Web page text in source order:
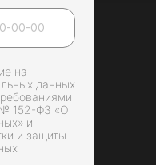
на
данных
№ 152-ФЗ «О
и
и защиты